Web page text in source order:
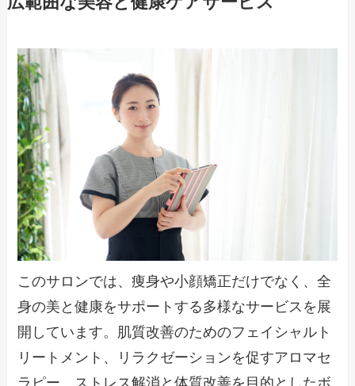
このサロンでは、痩身や小顔矯正だけでなく、全
身の美と健康をサポートする多様なサービスを展
開しています。肌質改善のためのフェイシャルト
リートメント、リラクゼーションを促すアロマセ